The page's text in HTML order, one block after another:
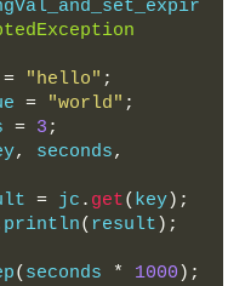
= "hello" ;
= "world" ;
= 3 ;
, seconds,
= jc . get( key);
println( result );
( seconds * 1000 );